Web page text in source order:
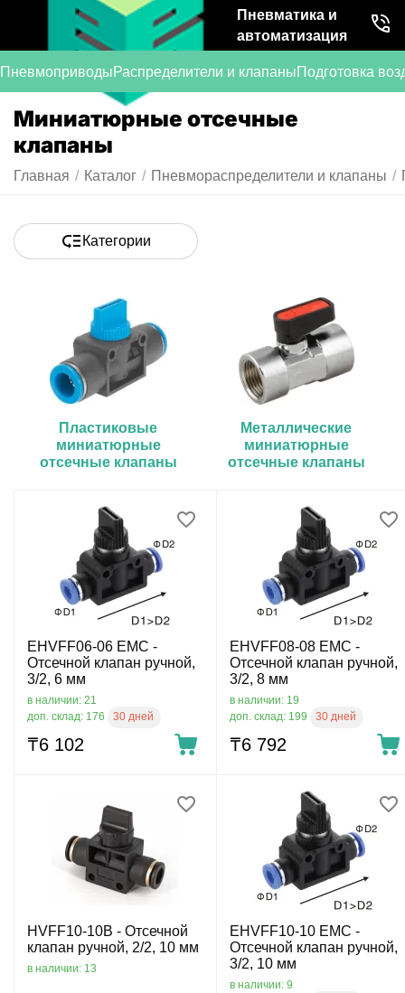
Пневматика и
автоматизация
ПневмоприводыРаспределители и клапаныПодготовка
Миниатюрные отсечные
клапаны
Главная / Каталог / Пневмораспределители и клапаны /
Категории
Пластиковые
миниатюрные
отсечные клапаны
Металлические
миниатюрные
отсечные клапаны
EHVFF06-06 EMC -
Отсечной клапан ручной,
3/2, 6 мм
в наличии: 21
доп. склад: 176
30 дней
₸6 102
EHVFF08-08 EMC -
Отсечной клапан ручной,
3/2, 8 мм
в наличии: 19
доп. склад: 199
30 дней
₸6 792
HVFF10-10B - Отсечной
клапан ручной, 2/2, 10 мм
в наличии: 13
EHVFF10-10 EMC -
Отсечной клапан ручной,
3/2, 10 мм
в наличии: 9